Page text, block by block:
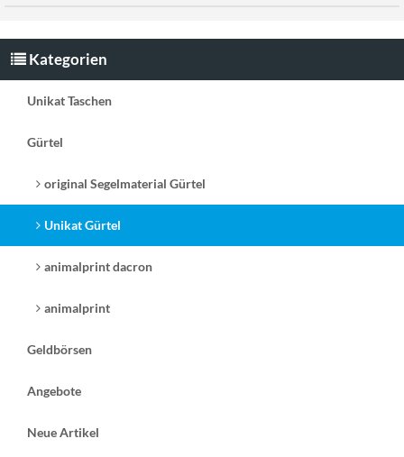
Kategorien
Unikat Taschen
Gürtel
original Segelmaterial Gürtel
Unikat Gürtel
animalprint dacron
animalprint
Geldbörsen
Angebote
Neue Artikel